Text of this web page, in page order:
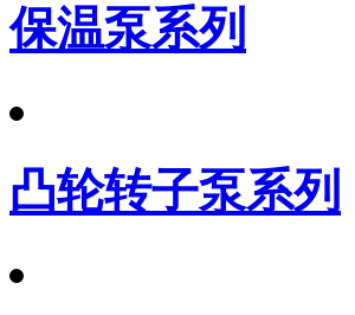
保温泵系列
凸轮转子泵系列